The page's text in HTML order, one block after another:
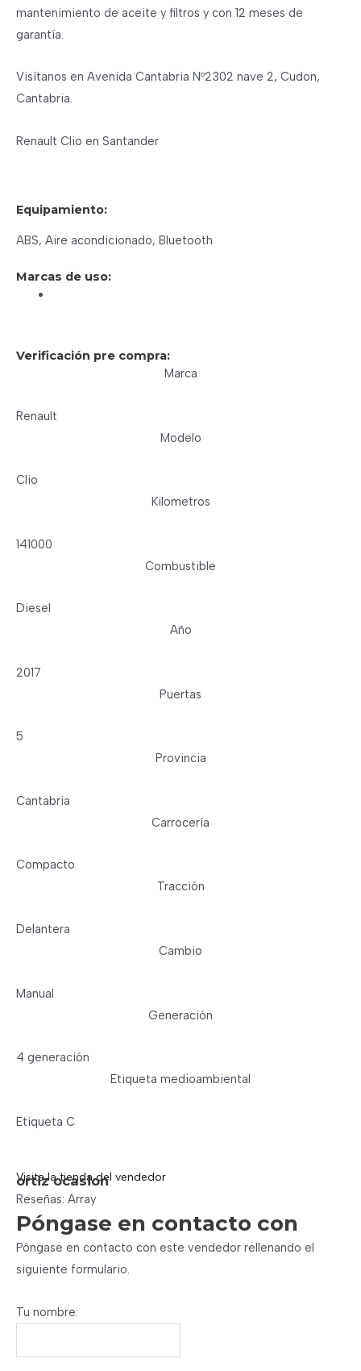
mantenimiento de aceite y filtros y con 12 meses de
garantía.
Visítanos en Avenida Cantabria Nº2302 nave 2, Cudon,
Cantabria.
Renault Clio en Santander
Equipamiento:
ABS, Aire acondicionado, Bluetooth
Marcas de uso:
Verificación pre compra:
Marca
Renault
Modelo
Clio
Kilometros
141000
Combustible
Diesel
Año
2017
Puertas
5
Provincia
Cantabria
Carrocería
Compacto
Tracción
Delantera
Cambio
Manual
Generación
4 generación
Etiqueta medioambiental
Etiqueta C
Visita la tienda del vendedor
ortiz ocasion
Reseñas: Array
Póngase en contacto con
Póngase en contacto con este vendedor rellenando el
siguiente formulario.
Tu nombre: